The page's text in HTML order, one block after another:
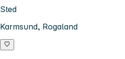
Sted
Karmsund, Rogaland